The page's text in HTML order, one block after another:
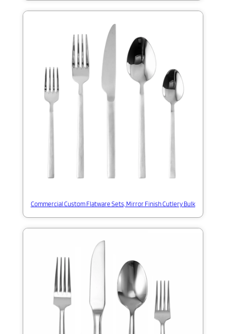
Commercial Custom Flatware Sets, Mirror Finish Cutlery Bulk